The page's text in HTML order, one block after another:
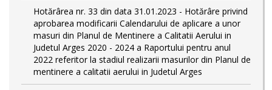
Hotărârea nr. 33 din data 31.01.2023 - Hotărâre privind
aprobarea modificarii Calendarului de aplicare a unor
masuri din Planul de Mentinere a Calitatii Aerului in
Judetul Arges 2020 - 2024 a Raportului pentru anul
2022 referitor la stadiul realizarii masurilor din Planul de
mentinere a calitatii aerului in Judetul Arges